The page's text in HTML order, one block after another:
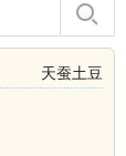
天蚕土豆